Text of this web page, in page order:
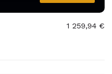
1 259,94 €